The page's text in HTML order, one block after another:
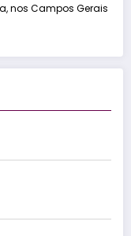
nos Campos Gerais